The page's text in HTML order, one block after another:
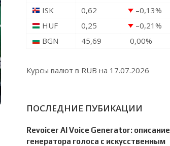
ISK
0,62 –0,13%
HUF
0,25 –0,21%
BGN
45,69 0,00%
Курсы валют в RUB на 17.07.2026
ПОСЛЕДНИЕ ПУБИКАЦИИ
Revoicer AI Voice Generator: описание
генератора голоса с искусственным